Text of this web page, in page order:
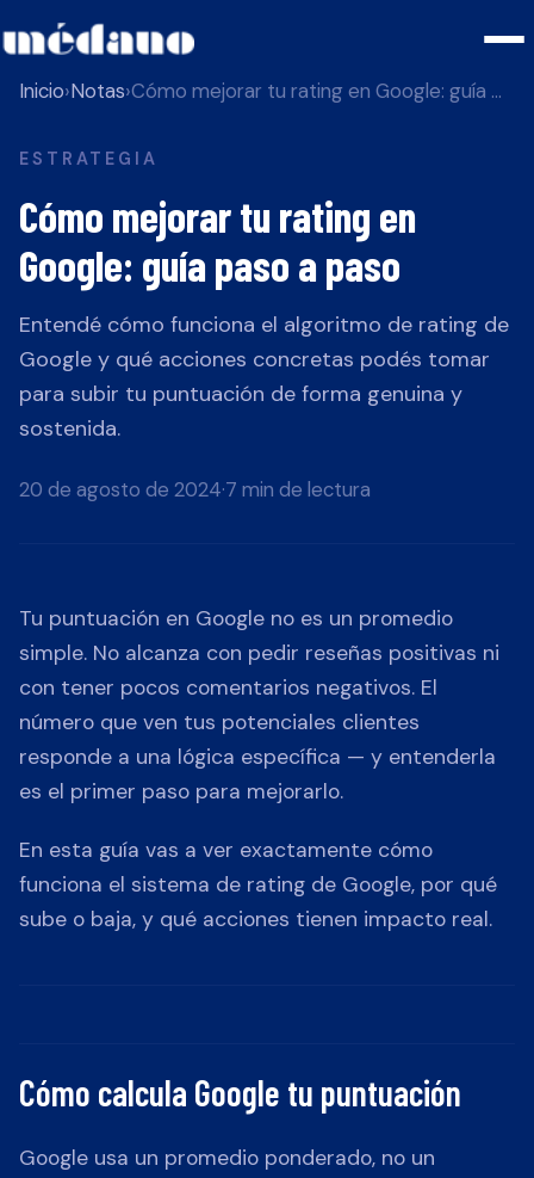
Inicio›Notas› Cómo mejorar tu rating en Google: guía paso a paso
ESTRATEGIA
Cómo mejorar tu rating en
Google: guía paso a paso
Entendé cómo funciona el algoritmo de rating de
Google y qué acciones concretas podés tomar
para subir tu puntuación de forma genuina y
sostenida.
20 de agosto de 2024·7 min de lectura
Tu puntuación en Google no es un promedio
simple. No alcanza con pedir reseñas positivas ni
con tener pocos comentarios negativos. El
número que ven tus potenciales clientes
responde a una lógica específica — y entenderla
es el primer paso para mejorarlo.
En esta guía vas a ver exactamente cómo
funciona el sistema de rating de Google, por qué
sube o baja, y qué acciones tienen impacto real.
Cómo calcula Google tu puntuación
Google usa un promedio ponderado, no un